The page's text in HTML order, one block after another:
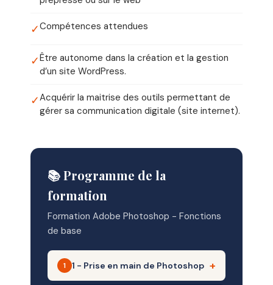
✓Compétences attendues
✓Être autonome dans la création et la gestion
d’un site WordPress.
✓Acquérir la maitrise des outils permettant de
gérer sa communication digitale (site internet).
📚 Programme de la
formation
Formation Adobe Photoshop - Fonctions
de base
1 1 - Prise en main de Photoshop